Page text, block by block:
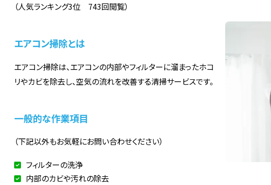
（人気ランキング3位 743回閲覧）
エアコン掃除とは
エアコン掃除は、エアコンの内部やフィルターに溜まったホコ
リやカビを除去し、空気の流れを改善する清掃サービスです。
一般的な作業項目
（下記以外もお気軽にお問い合わせください）
フィルターの洗浄
内部のカビや汚れの除去